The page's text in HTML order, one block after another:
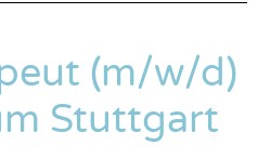
(m/w/d)
Stuttgart